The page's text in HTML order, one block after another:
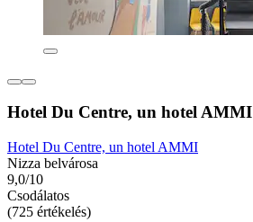
Hotel Du Centre, un hotel AMMI
Hotel Du Centre, un hotel AMMI
Nizza belvárosa
9,0/10
Csodálatos
(725 értékelés)